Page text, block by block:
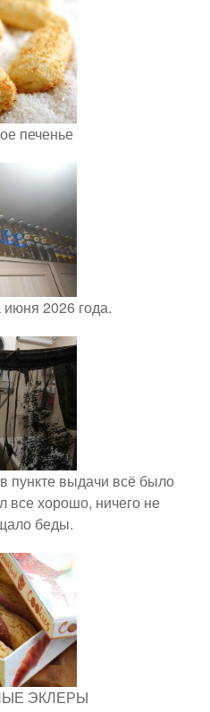
печенье
2026 года.
пункте выдачи всё было
все хорошо, ничего не
беды.
ЭКЛЕРЫ